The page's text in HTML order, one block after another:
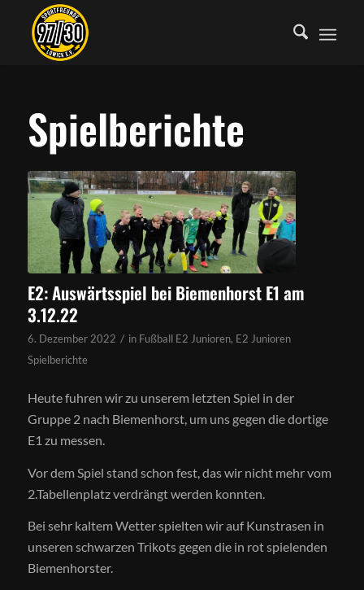
Spielberichte
E2: Auswärtsspiel bei Biemenhorst E1 am
3.12.22
6. Dezember 2022 / in Fußball E2 Junioren, E2 Junioren
Spielberichte
Heute fuhren wir zu unserem letzten Spiel in der
Gruppe 2 nach Biemenhorst, um uns gegen die dortige
E1 zu messen.
Vor dem Spiel stand schon fest, das wir nicht mehr vom
2.Tabellenplatz verdrängt werden konnten.
Bei sehr kaltem Wetter spielten wir auf Kunstrasen in
unseren schwarzen Trikots gegen die in rot spielenden
Biemenhorster.